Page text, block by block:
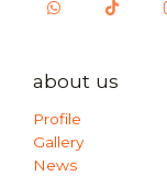
about us
Profile
Gallery
News